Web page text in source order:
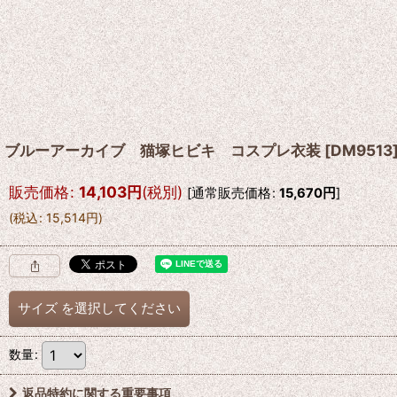
ブルーアーカイブ 猫塚ヒビキ コスプレ衣装[DM9513
販売価格: 14,103円(税別) [通常販売価格: 15,670円]
(税込: 15,514円)
サイズ を選択してください
数量:
返品特約に関する重要事項